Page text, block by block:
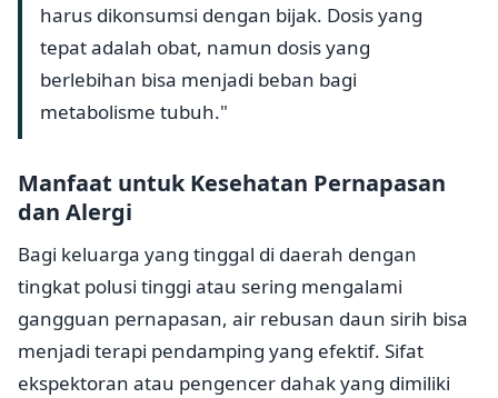
harus dikonsumsi dengan bijak. Dosis yang
tepat adalah obat, namun dosis yang
berlebihan bisa menjadi beban bagi
metabolisme tubuh."
Manfaat untuk Kesehatan Pernapasan
dan Alergi
Bagi keluarga yang tinggal di daerah dengan
tingkat polusi tinggi atau sering mengalami
gangguan pernapasan, air rebusan daun sirih bisa
menjadi terapi pendamping yang efektif. Sifat
ekspektoran atau pengencer dahak yang dimiliki